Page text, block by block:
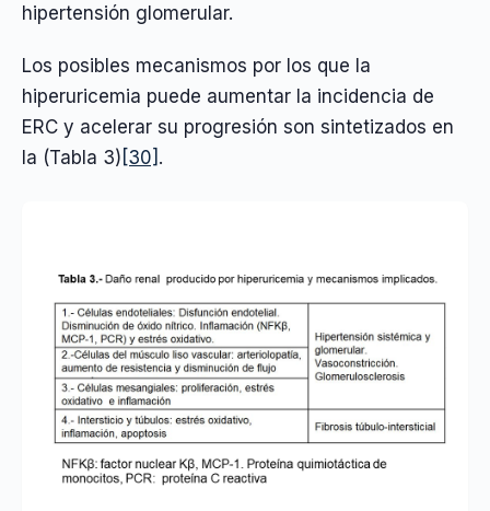
hipertensión glomerular.
Los posibles mecanismos por los que la
hiperuricemia puede aumentar la incidencia de
ERC y acelerar su progresión son sintetizados en
la (Tabla 3) [30] .